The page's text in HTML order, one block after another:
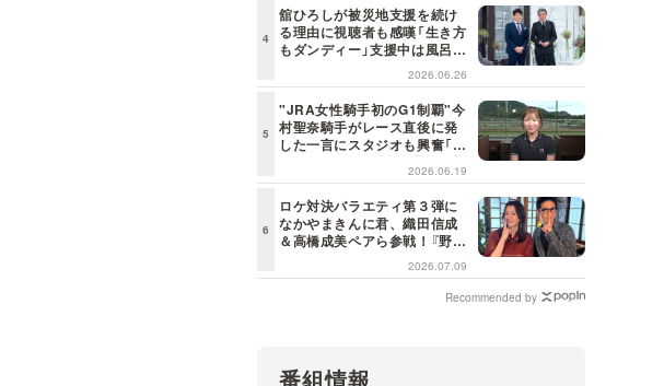
舘ひろしが被災地支援を続け
る理由に視聴者も感嘆「生き方
もダンディー」支援中は風呂に
も入らず寝袋で寝泊まり【日曜
日の初耳学】
2026.06.26
"JRA女性騎手初のG1制覇"今
村聖奈騎手がレース直後に発
した一言にスタジオも興奮「こ
れはしびれる！」＜日曜日の初
耳学＞
2026.06.19
ロケ対決バラエティ第３弾に
なかやまきんに君、織田信成
＆高橋成美ペアら参戦！『野々
村友紀子を黙らせろ！』１２日
（日）昼に放送！
2026.07.09
Recommended by
番組情報